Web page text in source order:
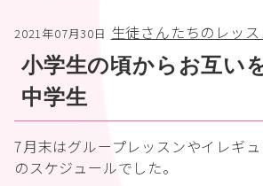
2021年07月30日 生徒さんたちのレッス
小学生の頃からお互い
中学生
7月末はグループレッスンやイレギ
のスケジュールでした。